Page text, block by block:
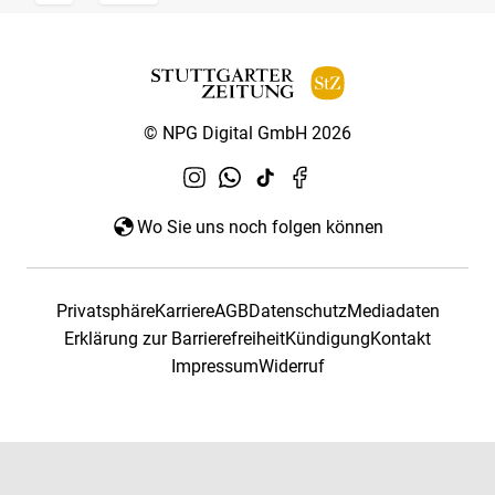
© NPG Digital GmbH 2026
Wo Sie uns noch folgen können
PrivatsphäreKarriereAGBDatenschutzMediadaten
Erklärung zur BarrierefreiheitKündigungKontakt
ImpressumWiderruf